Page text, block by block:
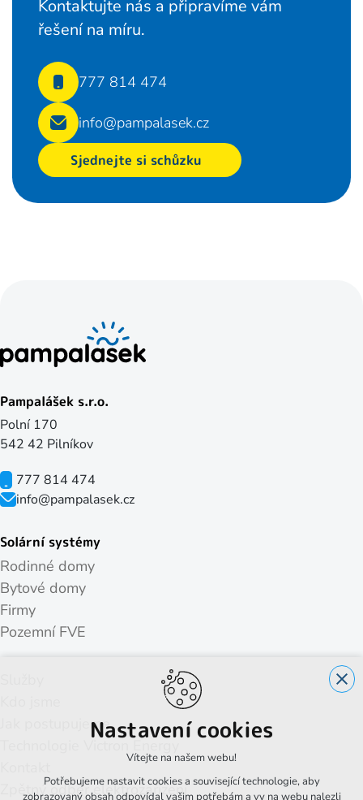
Kontaktujte nás a připravíme vám
řešení na míru.
info@pampalasek.cz
777 814 474
Sjednejte si schůzku
Pampalášek s.r.o.
info@pampalasek.cz
777 814 474
Polní 170
542 42 Pilníkov
Solární systémy
Rodinné domy
Bytové domy
Firmy
Pozemní FVE
Jak postupujeme
Zpětný odběr elektrozařízení
Nastavení cookies
Vítejte na našem webu!
Potřebujeme nastavit cookies a související technologie, aby
zobrazovaný obsah odpovídal vašim potřebám a vy na webu nalezli